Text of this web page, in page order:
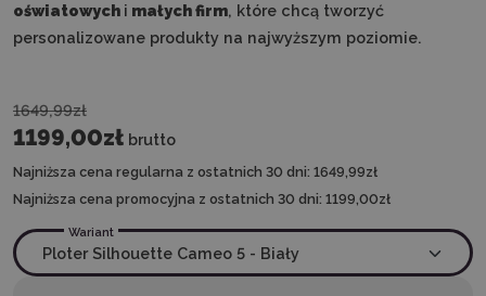
oświatowych i małych firm, które chcą tworzyć
personalizowane produkty na najwyższym poziomie.
1649,99zł
1199,00zł brutto
Najniższa cena regularna z ostatnich 30 dni: 1649,99zł
Najniższa cena promocyjna z ostatnich 30 dni: 1199,00zł
Wariant